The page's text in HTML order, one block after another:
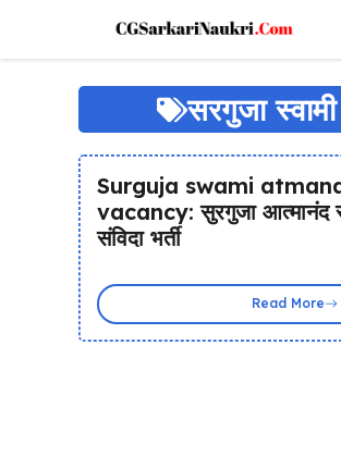
content
सरगुजा
Surguja swami
vacancy: सुरगुजा आत्मानंद
संविदा भर्ती
Read More